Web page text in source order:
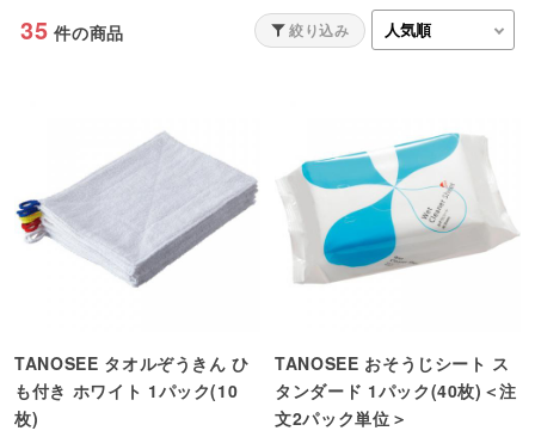
35 件の商品 絞り込み
TANOSEE タオルぞうきん ひ
も付き ホワイト 1パック(10
枚)
TANOSEE おそうじシート ス
タンダード 1パック(40枚)＜注
文2パック単位＞